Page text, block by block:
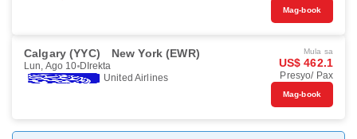
Mag-book
Calgary (YYC) New York (EWR)
Lun, Ago 10 DIrekta
United Airlines
Mula sa
US$ 462.1
Presyo/ Pax
Mag-book